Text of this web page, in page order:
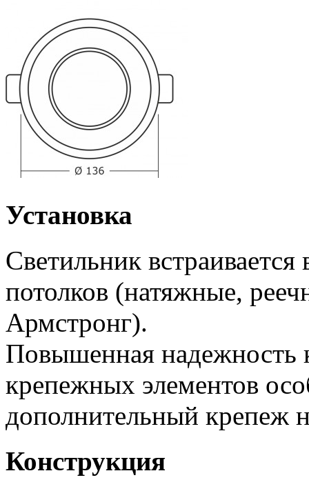
Установка
Светильник
потолков (натяжные,
Армстронг).
Повышенная надежность
крепежных элементов
дополнительный крепеж
Конструкция